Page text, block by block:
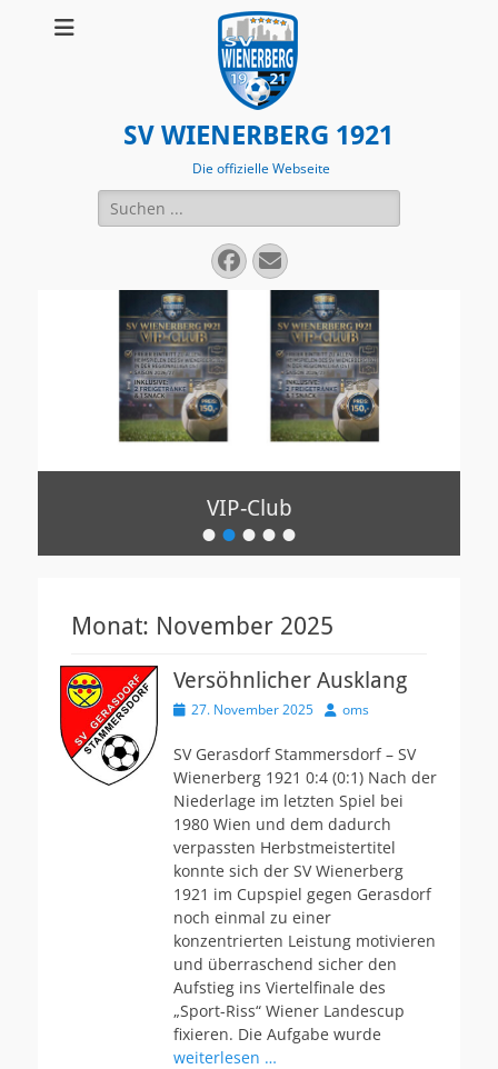
SV WIENERBERG 1921
Die offizielle Webseite
Suchen
nach:
Facebook
E-
Mail
•••••
VIP-Club
am
Monat: November 2025
Versöhnlicher Ausklang
Veröffentlicht
27. November 2025 Autoroms
SV Gerasdorf Stammersdorf – SV
Wienerberg 1921 0:4 (0:1) Nach der
Niederlage im letzten Spiel bei
1980 Wien und dem dadurch
verpassten Herbstmeistertitel
konnte sich der SV Wienerberg
1921 im Cupspiel gegen Gerasdorf
noch einmal zu einer
konzentrierten Leistung motivieren
und überraschend sicher den
Aufstieg ins Viertelfinale des
„Sport-Riss“ Wiener Landescup
fixieren. Die Aufgabe wurde
weiterlesen …